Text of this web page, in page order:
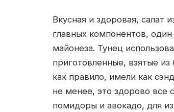
Вкусная и здоровая, салат
главных компонентов,
майонеза. Тунец
приготовленные, взятые
как правило, имели как
не менее, это здорово все
помидоры и авокадо, для